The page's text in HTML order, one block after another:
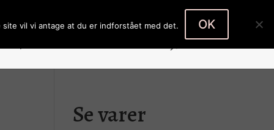
0 emner
Se varer
vil vi antage at du er indforstået med det. OK